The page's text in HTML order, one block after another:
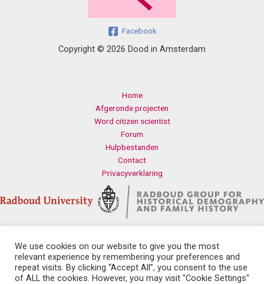
Facebook
Copyright © 2026 Dood in Amsterdam
Home
Afgeronde projecten
Word citizen scientist
Forum
Hulpbestanden
Contact
Privacyverklaring
Contact
Radboud Universiteit
Erasmusplein 1
We use cookies on our website to give you the most
relevant experience by remembering your preferences and
repeat visits. By clicking “Accept All”, you consent to the use
of ALL the cookies. However, you may visit "Cookie Settings"